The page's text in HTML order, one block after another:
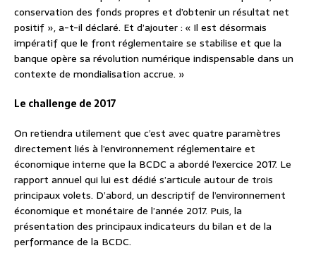
conservation des fonds propres et d’obtenir un résultat net
positif », a-t-il déclaré. Et d’ajouter : « Il est désormais
impératif que le front réglementaire se stabilise et que la
banque opère sa révolution numérique indispensable dans un
contexte de mondialisation accrue. »
Le challenge de 2017
On retiendra utilement que c’est avec quatre paramètres
directement liés à l’environnement réglementaire et
économique interne que la BCDC a abordé l’exercice 2017. Le
rapport annuel qui lui est dédié s’articule autour de trois
principaux volets. D’abord, un descriptif de l’environnement
économique et monétaire de l’année 2017. Puis, la
présentation des principaux indicateurs du bilan et de la
performance de la BCDC.